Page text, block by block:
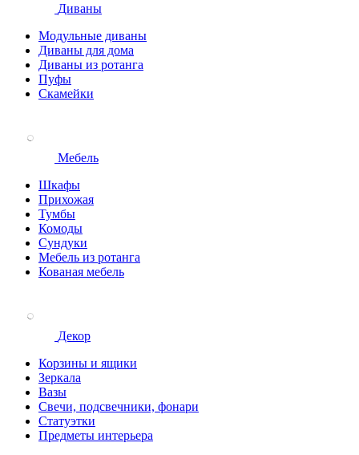
Диваны
Модульные диваны
Диваны для дома
Диваны из ротанга
Пуфы
Скамейки
Мебель
Шкафы
Прихожая
Тумбы
Комоды
Сундуки
Мебель из ротанга
Кованая мебель
Декор
Корзины и ящики
Зеркала
Вазы
Свечи, подсвечники, фонари
Статуэтки
Предметы интерьера